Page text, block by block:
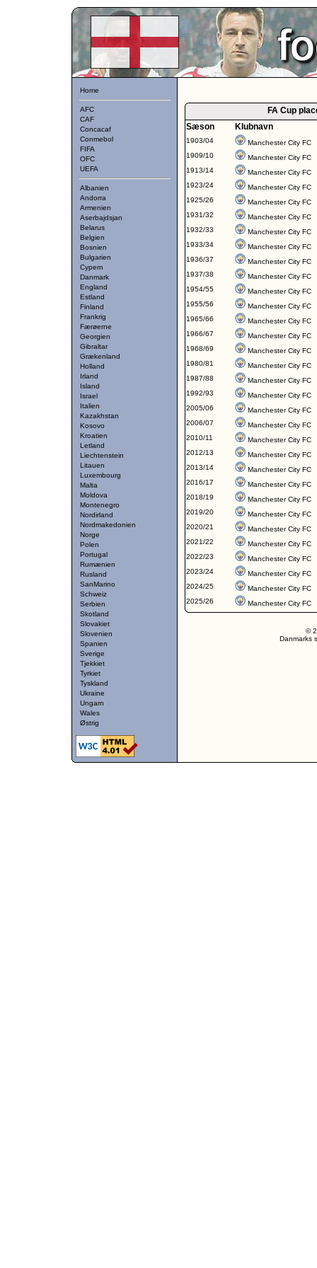
Home
AFC
CAF
Concacaf
Conmebol
FIFA
OFC
UEFA
Albanien
Andorra
Armenien
Aserbajdsjan
Belarus
Belgien
Bosnien
Bulgarien
Cypern
Danmark
England
Estland
Finland
Frankrig
Færøerne
Georgien
Gibraltar
Grækenland
Holland
Irland
Island
Israel
Italien
Kazakhstan
Kosovo
Kroatien
Letland
Liechtenstein
Litauen
Luxembourg
Malta
Moldova
Montenegro
Nordirland
Nordmakedonien
Norge
Polen
Portugal
Rumænien
Rusland
SanMarino
Schweiz
Serbien
Skotland
Slovakiet
Slovenien
Spanien
Sverige
Tjekkiet
Tyrkiet
Tyskland
Ukraine
Ungarn
Wales
Østrig
FA Cup
Sæson
Klubnavn
1903/04
Manchester City FC
1909/10
Manchester City FC
1913/14
Manchester City FC
1923/24
Manchester City FC
1925/26
Manchester City FC
1931/32
Manchester City FC
1932/33
Manchester City FC
1933/34
Manchester City FC
1936/37
Manchester City FC
1937/38
Manchester City FC
1954/55
Manchester City FC
1955/56
Manchester City FC
1965/66
Manchester City FC
1966/67
Manchester City FC
1968/69
Manchester City FC
1980/81
Manchester City FC
1987/88
Manchester City FC
1992/93
Manchester City FC
2005/06
Manchester City FC
2006/07
Manchester City FC
2010/11
Manchester City FC
2012/13
Manchester City FC
2013/14
Manchester City FC
2016/17
Manchester City FC
2018/19
Manchester City FC
2019/20
Manchester City FC
2020/21
Manchester City FC
2021/22
Manchester City FC
2022/23
Manchester City FC
2023/24
Manchester City FC
2024/25
Manchester City FC
2025/26
Manchester City FC
©
Danmarks